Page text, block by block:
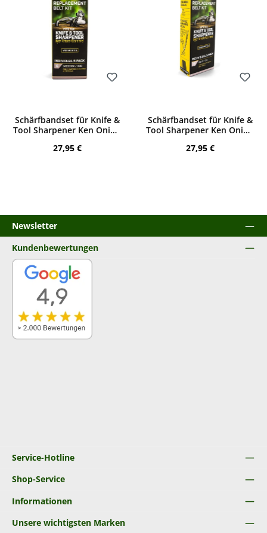
Schärfbandset für Knife &
Tool Sharpener Ken Onion
Regulärer Preis:
27,95 €
Schärfbandset für Knife &
Tool Sharpener Ken Onion
Regulärer Preis:
27,95 €
Newsletter
Service-Hotline
Shop-Service
Informationen
Unsere wichtigsten Marken
Kundenbewertungen